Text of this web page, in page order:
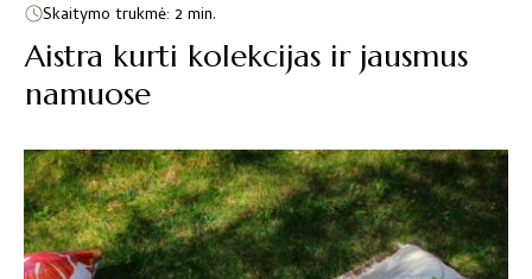
Skaitymo trukmė: 2 min.
Aistra kurti kolekcijas ir jausmus
namuose